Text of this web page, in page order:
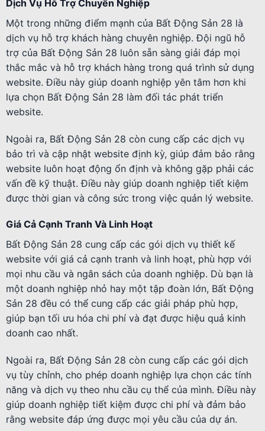
Dịch Vụ Hỗ Trợ Chuyên Nghiệp
Một trong những điểm mạnh của Bất Động Sản 28 là
dịch vụ hỗ trợ khách hàng chuyên nghiệp. Đội ngũ hỗ
trợ của Bất Động Sản 28 luôn sẵn sàng giải đáp mọi
thắc mắc và hỗ trợ khách hàng trong quá trình sử dụng
website. Điều này giúp doanh nghiệp yên tâm hơn khi
lựa chọn Bất Động Sản 28 làm đối tác phát triển
website.
Ngoài ra, Bất Động Sản 28 còn cung cấp các dịch vụ
bảo trì và cập nhật website định kỳ, giúp đảm bảo rằng
website luôn hoạt động ổn định và không gặp phải các
vấn đề kỹ thuật. Điều này giúp doanh nghiệp tiết kiệm
được thời gian và công sức trong việc quản lý website.
Giá Cả Cạnh Tranh Và Linh Hoạt
Bất Động Sản 28 cung cấp các gói dịch vụ thiết kế
website với giá cả cạnh tranh và linh hoạt, phù hợp với
mọi nhu cầu và ngân sách của doanh nghiệp. Dù bạn là
một doanh nghiệp nhỏ hay một tập đoàn lớn, Bất Động
Sản 28 đều có thể cung cấp các giải pháp phù hợp,
giúp bạn tối ưu hóa chi phí và đạt được hiệu quả kinh
doanh cao nhất.
Ngoài ra, Bất Động Sản 28 còn cung cấp các gói dịch
vụ tùy chỉnh, cho phép doanh nghiệp lựa chọn các tính
năng và dịch vụ theo nhu cầu cụ thể của mình. Điều này
giúp doanh nghiệp tiết kiệm được chi phí và đảm bảo
rằng website đáp ứng được mọi yêu cầu của dự án.